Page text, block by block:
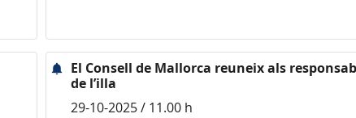
El Consell de Mallorca reuneix als
de l’illa
29-10-2025 / 11.00 h